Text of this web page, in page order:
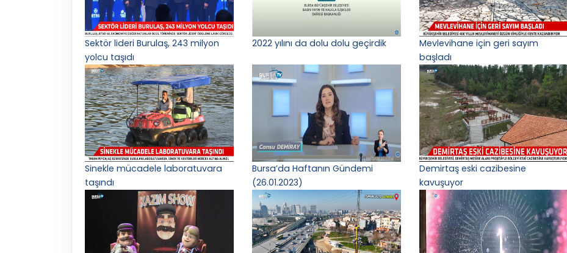
Sektör lideri Burulaş, 243 milyon
yolcu taşıdı
2022 yılını da dolu dolu geçirdik
Mevlevihane için geri sayım
başladı
Sinekle mücadele laboratuvara
taşındı
Bursa’da Haftanın Gündemi
(26.01.2023)
Demirtaş eski cazibesine
kavuşuyor